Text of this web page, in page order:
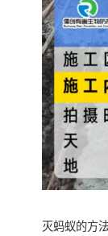
灭蚂蚁的方